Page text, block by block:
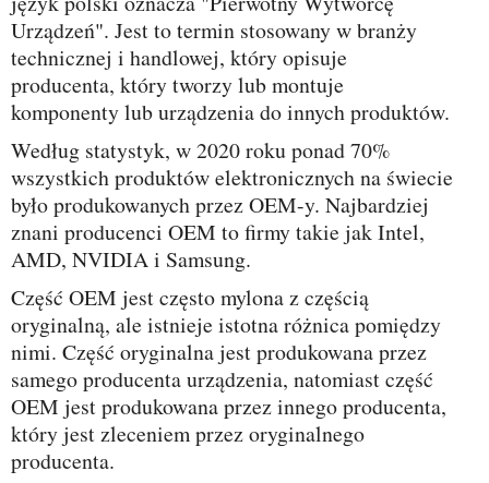
Urządzeń". Jest to termin stosowany w branży
technicznej i handlowej, który opisuje
producenta, który tworzy lub montuje
komponenty lub urządzenia do innych produktów.
Według statystyk, w 2020 roku ponad 70%
wszystkich produktów elektronicznych na świecie
było produkowanych przez OEM-y. Najbardziej
znani producenci OEM to firmy takie jak Intel,
AMD, NVIDIA i Samsung.
Część OEM jest często mylona z częścią
oryginalną, ale istnieje istotna różnica pomiędzy
nimi. Część oryginalna jest produkowana przez
samego producenta urządzenia, natomiast część
OEM jest produkowana przez innego producenta,
który jest zleceniem przez oryginalnego
producenta.